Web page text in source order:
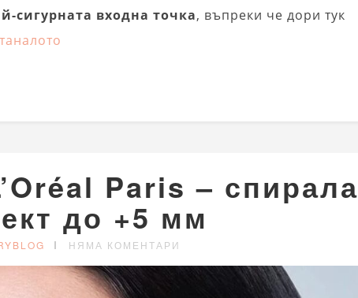
сигурната входна точка, въпреки че дори тук
Paris – спирала
до +5 мм
НЯМА КОМЕНТАРИ